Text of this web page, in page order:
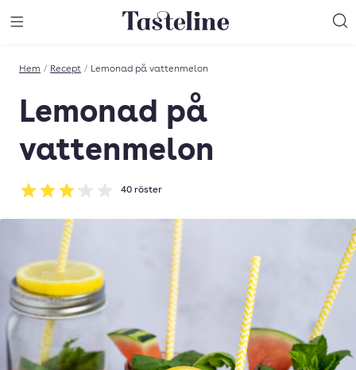
Till Tastelines startsida
Hem / Recept / Lemonad på vattenmelon
Lemonad på
vattenmelon
Betyg: 3.15 av 5
40 röster